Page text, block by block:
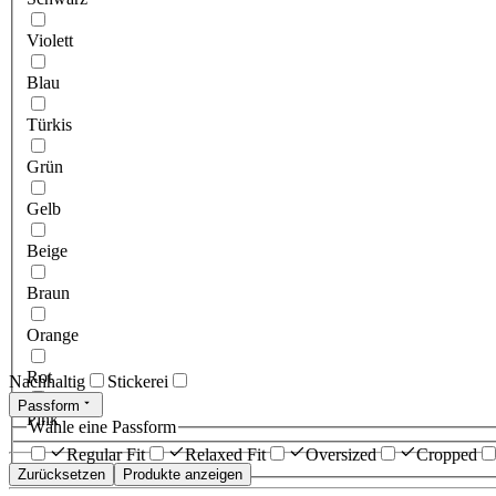
Violett
Blau
Türkis
Grün
Gelb
Beige
Braun
Orange
Rot
Pink
Zurücksetzen Produkte anzeigen
Nachhaltig Stickerei
Passform
Wähle eine Passform
Regular Fit
Relaxed Fit Oversized Cropped